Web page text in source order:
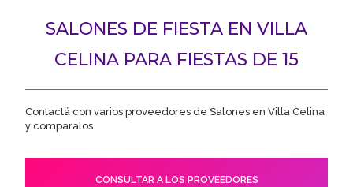
SALONES DE FIESTA EN VILLA
CELINA PARA FIESTAS DE 15
Contactá con varios proveedores de Salones en Villa Celina
y comparalos
CONSULTAR A LOS PROVEEDORES